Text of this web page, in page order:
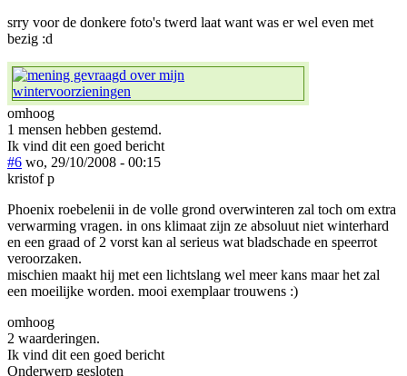
srry voor de donkere foto's twerd laat want was er wel even met
bezig :d
omhoog
1 mensen hebben gestemd.
Ik vind dit een goed bericht
#6 wo, 29/10/2008 - 00:15
kristof p
Phoenix roebelenii in de volle grond overwinteren zal toch om extra
verwarming vragen. in ons klimaat zijn ze absoluut niet winterhard
en een graad of 2 vorst kan al serieus wat bladschade en speerrot
veroorzaken.
mischien maakt hij met een lichtslang wel meer kans maar het zal
een moeilijke worden. mooi exemplaar trouwens :)
omhoog
2 waarderingen.
Ik vind dit een goed bericht
Onderwerp gesloten